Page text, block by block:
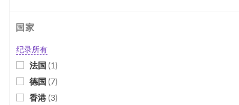
Chisa
Cuties
Dorcel(
Dreamtoys
Easytoys
国家
纪录所有
法国 (1)
德国 (7)
香港 (3)